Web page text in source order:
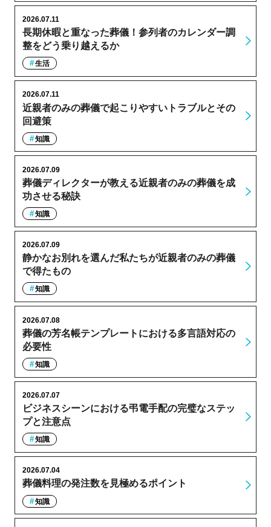
長期休暇と重なった葬儀！参列者のカレンダー調
整をどう乗り越えるか
2026.07.11
生活
近親者のみの葬儀で起こりやすいトラブルとその
回避策
2026.07.11
知識
葬儀ディレクターが教える近親者のみの葬儀を成
功させる秘訣
2026.07.09
知識
静かなお別れを選んだ私たちが近親者のみの葬儀
で得たもの
2026.07.09
知識
葬儀の芳名帳テンプレートにおける多言語対応の
必要性
2026.07.08
知識
ビジネスシーンにおける弔電手配の完璧なステッ
プと注意点
2026.07.07
知識
葬儀料理の発注数を見極めるポイント
2026.07.04
知識